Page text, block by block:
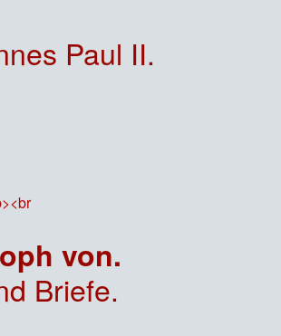
Paul II.
von.
Briefe.